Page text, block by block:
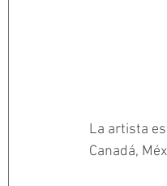
La artista
Canadá,